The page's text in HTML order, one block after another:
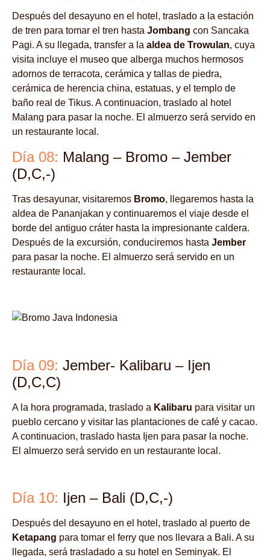
Después del desayuno en el hotel, traslado a la estación
de tren para tomar el tren hasta Jombang con Sancaka
Pagi. A su llegada, transfer a la aldea de Trowulan, cuya
visita incluye el museo que alberga muchos hermosos
adornos de terracota, cerámica y tallas de piedra,
cerámica de herencia china, estatuas, y el templo de
baño real de Tikus. A continuacion, traslado al hotel
Malang para pasar la noche. El almuerzo será servido en
un restaurante local.
Día 08: Malang – Bromo – Jember
(D,C,-)
Tras desayunar, visitaremos Bromo, llegaremos hasta la
aldea de Pananjakan y continuaremos el viaje desde el
borde del antiguo cráter hasta la impresionante caldera.
Después de la excursión, conduciremos hasta Jember
para pasar la noche. El almuerzo será servido en un
restaurante local.
Día 09: Jember- Kalibaru – Ijen
(D,C,C)
A la hora programada, traslado a Kalibaru para visitar un
pueblo cercano y visitar las plantaciones de café y cacao.
A continuacion, traslado hasta Ijen para pasar la noche.
El almuerzo será servido en un restaurante local.
Día 10: Ijen – Bali (D,C,-)
Después del desayuno en el hotel, traslado al puerto de
Ketapang para tomar el ferry que nos llevara a Bali. A su
llegada, será trasladado a su hotel en Seminyak. El